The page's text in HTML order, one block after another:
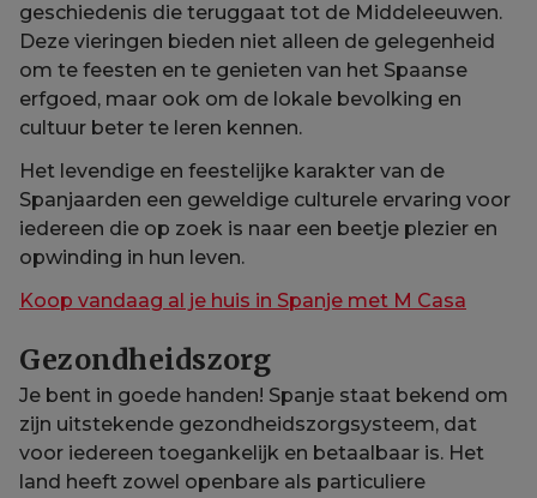
geschiedenis die teruggaat tot de Middeleeuwen.
Deze vieringen bieden niet alleen de gelegenheid
om te feesten en te genieten van het Spaanse
erfgoed, maar ook om de lokale bevolking en
cultuur beter te leren kennen.
Het levendige en feestelijke karakter van de
Spanjaarden een geweldige culturele ervaring voor
iedereen die op zoek is naar een beetje plezier en
opwinding in hun leven.
Koop vandaag al je huis in Spanje met M Casa
Gezondheidszorg
Je bent in goede handen! Spanje staat bekend om
zijn uitstekende gezondheidszorgsysteem, dat
voor iedereen toegankelijk en betaalbaar is. Het
land heeft zowel openbare als particuliere